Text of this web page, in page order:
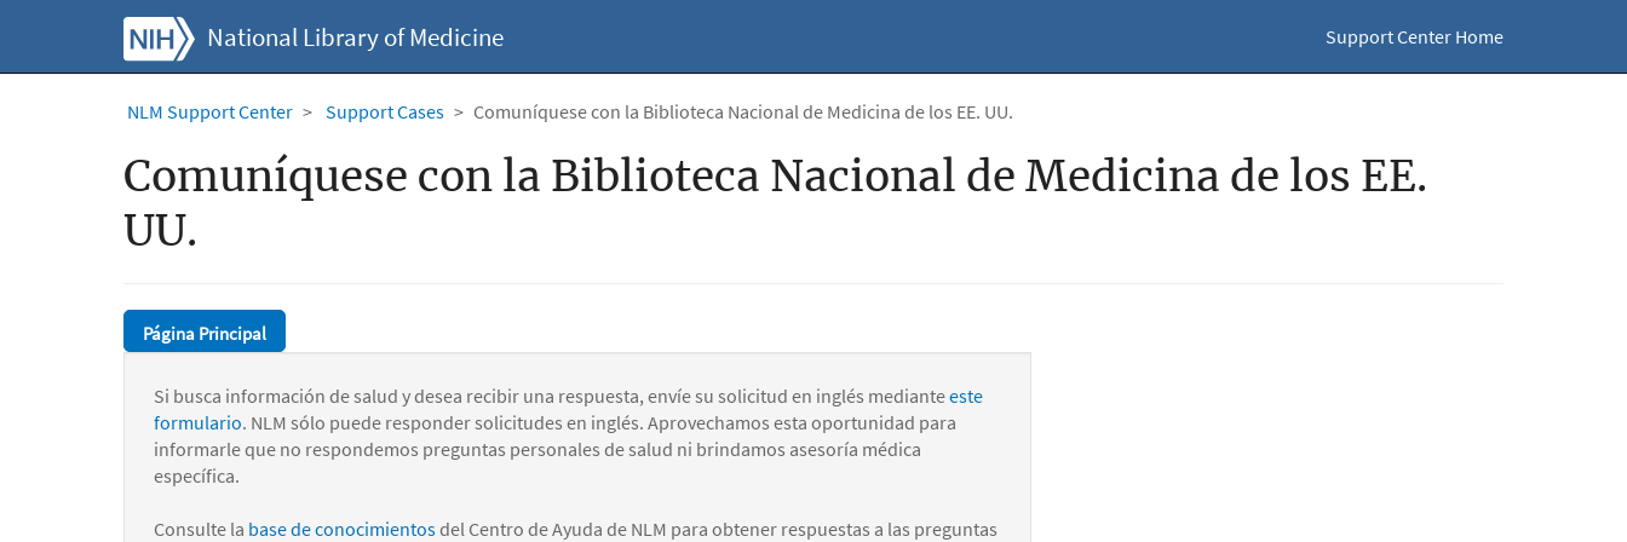
National Library of Medicine Support Center Home
NLM Support Center Support Cases Comuníquese con la Biblioteca Nacional de Medicina de los EE. UU.
Comuníquese con la Biblioteca Nacional de Medicina de los EE.
UU.
Página Principal
Si busca información de salud y desea recibir una respuesta, envíe su solicitud en inglés medianteeste
formulario. NLM sólo puede responder solicitudes en inglés. Aprovechamos esta oportunidad para
informarle que no respondemos preguntas personales de salud ni brindamos asesoría médica
específica.
Consulte la base de conocimientosdel Centro de Ayuda de NLM para obtener respuestas a las preguntas